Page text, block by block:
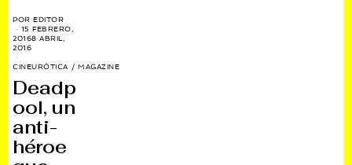
POREDITOR
15 FEBRERO,
20168 ABRIL,
2016
CINEURÓTICA / MAGAZINE
Deadp
ool, un
anti-
héroe